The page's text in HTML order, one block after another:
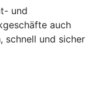
und
auch
schnell und sicher